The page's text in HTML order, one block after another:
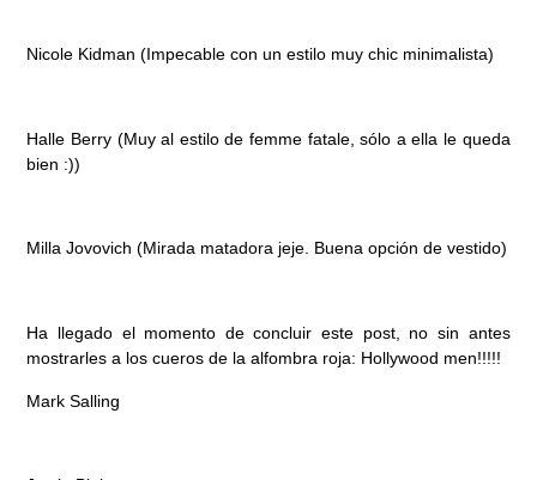
Nicole Kidman (Impecable con un estilo muy chic minimalista)
Halle Berry (Muy al estilo de femme fatale, sólo a ella le queda
bien :))
Milla Jovovich (Mirada matadora jeje. Buena opción de vestido)
Ha llegado el momento de concluir este post, no sin antes
mostrarles a los cueros de la alfombra roja: Hollywood men!!!!!
Mark Salling